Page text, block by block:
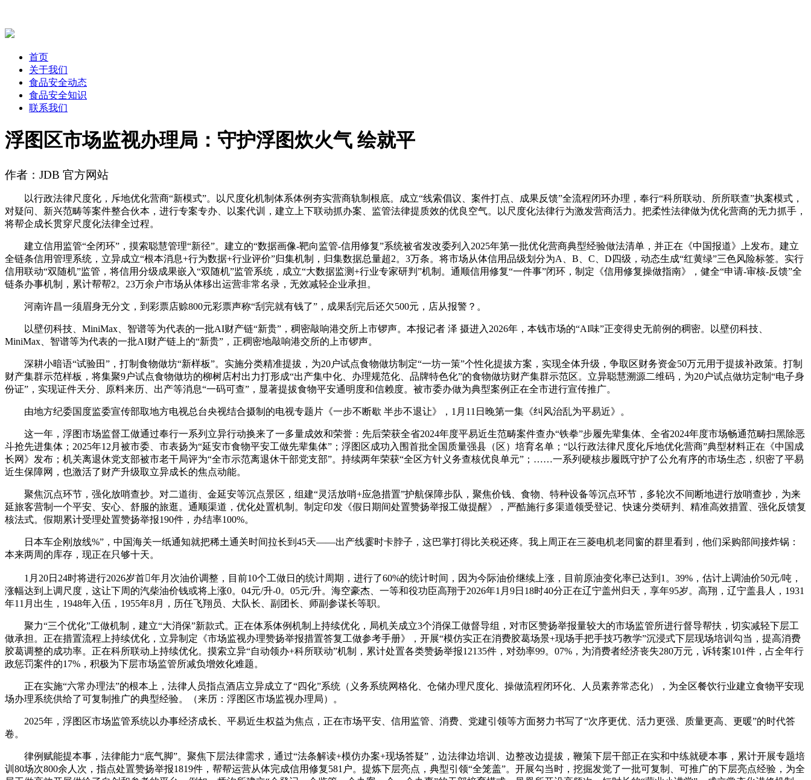
首页
关于我们
食品安全动态
食品安全知识
联系我们
浮图区市场监视办理局：守护浮图炊火气 绘就平
作者：JDB 官方网站
以行政法律尺度化，斥地优化营商“新模式”。以尺度化机制体系体例夯实营商轨制根底。成立“线索倡议、案件打点、成果反馈”全流程闭环办理，奉行“科所联动、所所联查”执案模式，
对疑问、新兴范畴等案件整合伙本，进行专案专办、以案代训，建立上下联动抓办案、监管法律提质效的优良空气。以尺度化法律行为激发营商活力。把柔性法律做为优化营商的无力抓手，
将帮企成长贯穿尺度化法律全过程。
建立信用监管“全闭环”，摸索聪慧管理“新径”。建立的“数据画像-靶向监管-信用修复”系统被省发改委列入2025年第一批优化营商典型经验做法清单，并正在《中国报道》上发布。建立
全链条信用管理系统，立异成立“根本消息+行为数据+行业评价”归集机制，归集数据总量超2。3万条。将市场从体信用品级划分为A、B、C、D四级，动态生成“红黄绿”三色风险标签。实行
信用联动“双随机”监管，将信用分级成果嵌入“双随机”监管系统，成立“大数据监测+行业专家研判”机制。通顺信用修复“一件事”闭环，制定《信用修复操做指南》，健全“申请-审核-反馈”全
链条办事机制，累计帮帮2。23万余户市场从体移出运营非常名录，无效减轻企业承担。
河南许昌一须眉身无分文，到彩票店赊800元彩票声称“刮完就有钱了”，成果刮完后还欠500元，店从报警？。
以壁仞科技、MiniMax、智谱等为代表的一批AI财产链“新贵”，稠密敲响港交所上市锣声。本报记者 泽 摄进入2026年，本钱市场的“AI味”正变得史无前例的稠密。以壁仞科技、
MiniMax、智谱等为代表的一批AI财产链上的“新贵”，正稠密地敲响港交所的上市锣声。
深耕小暗语“试验田”，打制食物做坊“新样板”。实施分类精准提拔，为20户试点食物做坊制定“一坊一策”个性化提拔方案，实现全体升级，争取区财务资金50万元用于提拔补政策。打制
财产集群示范样板，将集聚9户试点食物做坊的柳树店村出力打形成“出产集中化、办理规范化、品牌特色化”的食物做坊财产集群示范区。立异聪慧溯源二维码，为20户试点做坊定制“电子身
份证”，实现证件天分、原料来历、出产等消息“一码可查”，显著提拔食物平安通明度和信赖度。被市委办做为典型案例正在全市进行宣传推广。
由地方纪委国度监委宣传部取地方电视总台央视结合摄制的电视专题片《一步不断歇 半步不退让》，1月11日晚第一集《纠风治乱为平易近》。
这一年，浮图市场监督工做通过奉行一系列立异行动换来了一多量成效和荣誉：先后荣获全省2024年度平易近生范畴案件查办“铁拳”步履先辈集体、全省2024年度市场畅通范畴扫黑除恶
斗抢先进集体；2025年12月被市委、市表扬为“延安市食物平安工做先辈集体”；浮图区成功入围首批全国质量强县（区）培育名单；“以行政法律尺度化斥地优化营商”典型材料正在《中国成
长网》发布；机关离退休党支部被市老干局评为“全市示范离退休干部党支部”。持续两年荣获“全区方针义务查核优良单元”；……一系列硬核步履既守护了公允有序的市场生态，织密了平易
近生保障网，也激活了财产升级取立异成长的焦点动能。
聚焦沉点环节，强化放哨查抄。对二道街、金延安等沉点景区，组建“灵活放哨+应急措置”护航保障步队，聚焦价钱、食物、特种设备等沉点环节，多轮次不间断地进行放哨查抄，为来
延旅客营制一个平安、安心、舒服的旅逛。通顺渠道，优化处置机制。制定印发《假日期间处置赞扬举报工做提醒》，严酷施行多渠道领受登记、快速分类研判、精准高效措置、强化反馈复
核法式。假期累计受理处置赞扬举报190件，办结率100%。
日本车企刚放线%”，中国海关一纸通知就把稀土通关时间拉长到45天——出产线霎时卡脖子，这巴掌打得比关税还疼。我上周正在三菱电机老同窗的群里看到，他们采购部间接炸锅：
本来两周的库存，现正在只够十天。
1月20日24时将进行2026岁首年月次油价调整，目前10个工做日的统计周期，进行了60%的统计时间，因为今际油价继续上涨，目前原油变化率已达到1。39%，估计上调油价50元/吨，
涨幅达到上调尺度，这让下周的汽柴油价钱或将上涨0。04元/升-0。05元/升。海空豪杰、一等和役功臣高翔于2026年1月9日18时40分正在辽宁盖州归天，享年95岁。高翔，辽宁盖县人，1931
年11月出生，1948年入伍，1955年8月，历任飞翔员、大队长、副团长、师副参谋长等职。
聚力“三个优化”工做机制，建立“大消保”新款式。正在体系体例机制上持续优化，局机关成立3个消保工做督导组，对市区赞扬举报量较大的市场监管所进行督导帮扶，切实减轻下层工
做承担。正在措置流程上持续优化，立异制定《市场监视办理赞扬举报措置答复工做参考手册》，开展“模仿实正在消费胶葛场景+现场手把手技巧教学”沉浸式下层现场培训勾当，提高消费
胶葛调整的成功率。正在科所联动上持续优化。摸索立异“自动领办+科所联动”机制，累计处置各类赞扬举报12135件，对劲率99。07%，为消费者经济丧失280万元，诉转案101件，占全年行
政惩罚案件的17%，积极为下层市场监管所减负增效化难题。
正在实施“六常办理法”的根本上，法律人员指点酒店立异成立了“四化”系统（义务系统网格化、仓储办理尺度化、操做流程闭环化、人员素养常态化），为全区餐饮行业建立食物平安现
场办理系统供给了可复制推广的典型经验。（来历：浮图区市场监视办理局）。
2025年，浮图区市场监管系统以办事经济成长、平易近生权益为焦点，正在市场平安、信用监管、消费、党建引领等方面努力书写了“次序更优、活力更强、质量更高、更暖”的时代答
卷。
律例赋能提本事，法律能力“底气脚”。聚焦下层法律需求，通过“法条解读+模仿办案+现场答疑”，边法律边培训、边整改边提拔，鞭策下层干部正在实和中练就硬本事，累计开展专题培
训80场次800余人次，指点处置赞扬举报1819件，帮帮运营从体完成信用修复581户。提炼下层亮点，典型引领“全笼盖”。开展勾当时，挖掘发觉了一批可复制、可推广的下层亮点经验，为全